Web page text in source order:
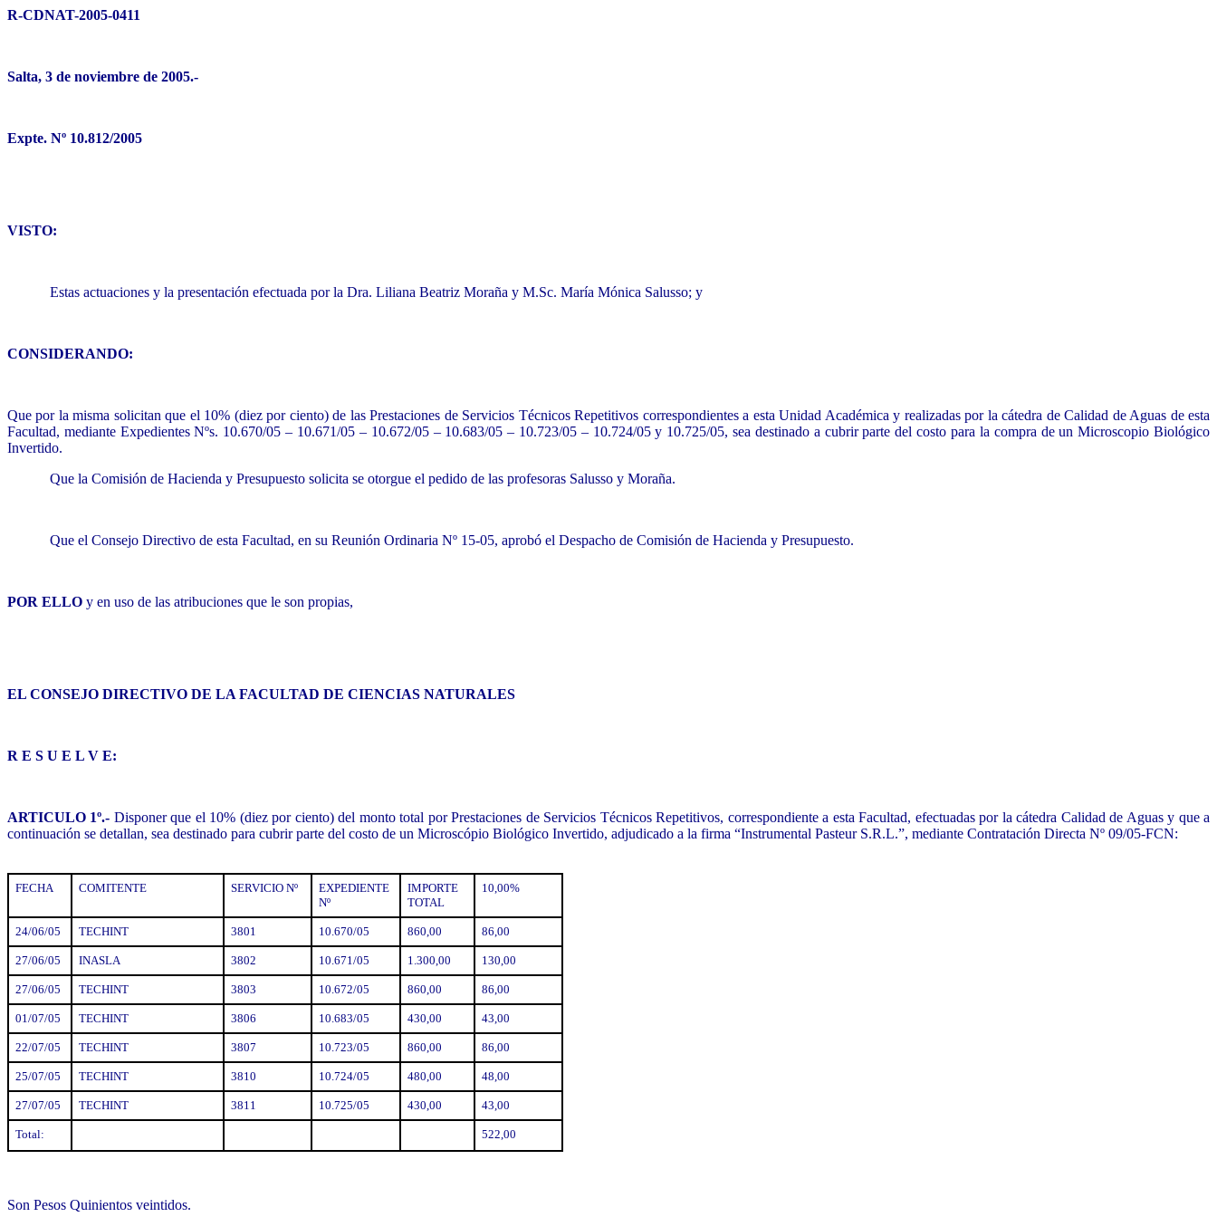
R-CDNAT-2005-0411
Salta, 3 de noviembre de 2005.-
Expte. Nº 10.812/2005
VISTO:
Estas actuaciones y la presentación efectuada por la Dra. Liliana Beatriz Moraña y M.Sc. María Mónica Salusso; y
CONSIDERANDO:
Que por la misma solicitan que el 10% (diez por ciento) de las Prestaciones de Servicios Técnicos Repetitivos correspondientes a esta Unidad Académica y realizadas por la cátedra de Calidad de Aguas de esta
Facultad, mediante Expedientes Nºs. 10.670/05 – 10.671/05 – 10.672/05 – 10.683/05 – 10.723/05 – 10.724/05 y 10.725/05, sea destinado a cubrir parte del costo para la compra de un Microscopio Biológico
Invertido.
Que la Comisión de Hacienda y Presupuesto solicita se otorgue el pedido de las profesoras Salusso y Moraña.
Que el Consejo Directivo de esta Facultad, en su Reunión Ordinaria Nº 15-05, aprobó el Despacho de Comisión de Hacienda y Presupuesto.
POR ELLO y en uso de las atribuciones que le son propias,
EL CONSEJO DIRECTIVO DE LA FACULTAD DE CIENCIAS NATURALES
R E S U E L V E:
ARTICULO 1º.- Disponer que el 10% (diez por ciento) del monto total por Prestaciones de Servicios Técnicos Repetitivos, correspondiente a esta Facultad, efectuadas por la cátedra Calidad de Aguas y que a
continuación se detallan, sea destinado para cubrir parte del costo de un Microscópio Biológico Invertido, adjudicado a la firma “Instrumental Pasteur S.R.L.”, mediante Contratación Directa Nº 09/05-FCN:
FECHA COMITENTE SERVICIO Nº
EXPEDIENTE
Nº
IMPORTE
TOTAL
10,00%
24/06/05 TECHINT 3801 10.670/05 860,00 86,00
27/06/05 INASLA 3802 10.671/05 1.300,00 130,00
27/06/05 TECHINT 3803 10.672/05 860,00 86,00
01/07/05 TECHINT 3806 10.683/05 430,00 43,00
22/07/05 TECHINT 3807 10.723/05 860,00 86,00
25/07/05 TECHINT 3810 10.724/05 480,00 48,00
27/07/05 TECHINT 3811 10.725/05 430,00 43,00
Total: 522,00
Son Pesos Quinientos veintidos.